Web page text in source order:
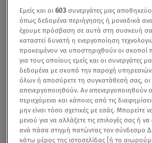
Εμείς και οι603 συνεργάτες μας
όπως δεδομένα περιήγησης ή μοναδικά
έχουμε πρόσβαση σε αυτά στη συσκευή
καταστεί δυνατή η ενεργοποίηση
προκειμένου να υποστηριχθούν οι σκοποί
για τους οποίους εμείς και οι συνεργάτες
δεδομένα με σκοπό την παροχή
όλων ή αποσύρετε τη συγκατάθεσή σας, οι
απενεργοποιηθούν. Αν απενεργοποιηθούν
περιεχόμενο και κάποιες από τις
μην είναι τόσο σχετικές με εσάς. Μπορείτε
μενού για να αλλάξετε τις επιλογές σας ή
ανά πάσα στιγμή πατώντας τον σύνδεσμο
κάτω μέρος της ιστοσελίδας [ή το